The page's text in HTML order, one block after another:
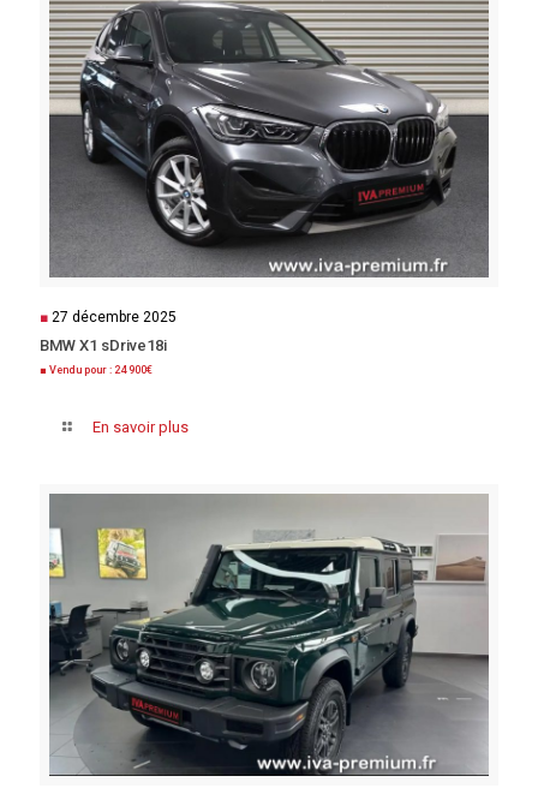
■ 27 décembre 2025
BMW X1 sDrive18i
■ Vendu pour : 24 900€
En savoir plus